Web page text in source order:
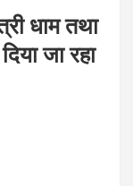
धाम तथा
जा रहा